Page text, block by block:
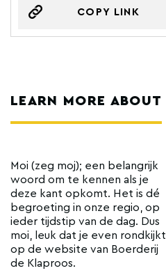
COPY LINK
LEARN MORE ABOUT
Moi (zeg moj); een belangrijk
woord om te kennen als je
deze kant opkomt. Het is dé
begroeting in onze regio, op
ieder tijdstip van de dag. Dus
moi, leuk dat je even rondkijkt
op de website van Boerderij
de Klaproos.